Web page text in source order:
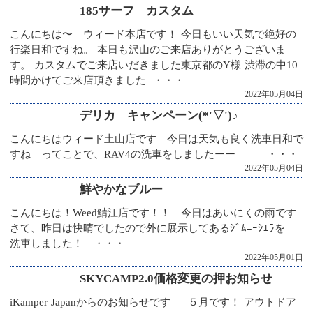
185サーフ カスタム
こんにちは〜 ウィード本店です！ 今日もいい天気で絶好の
行楽日和ですね。 本日も沢山のご来店ありがとうございま
す。 カスタムでご来店いだきました東京都のY様 渋滞の中10
時間かけてご来店頂きました ・・・
2022年05月04日
デリカ キャンペーン(*'▽')♪
こんにちはウィード土山店です 今日は天気も良く洗車日和で
すね ってことで、RAV4の洗車をしましたーー ・・・
2022年05月04日
鮮やかなブルー
こんにちは！Weed鯖江店です！！ 今日はあいにくの雨です
さて、昨日は快晴でしたので外に展示してあるｼﾞﾑﾆｰｼｴﾗを
洗車しました！ ・・・
2022年05月01日
SKYCAMP2.0価格変更の押お知らせ
iKamper Japanからのお知らせです ５月です！ アウトドア